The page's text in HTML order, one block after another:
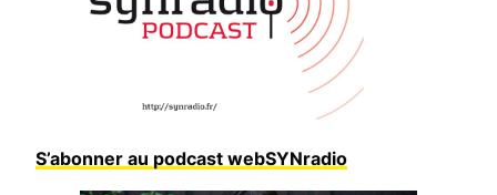
S’abonner au podcast webSYNradio